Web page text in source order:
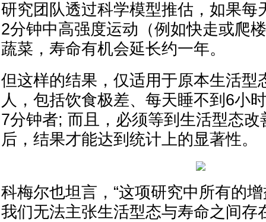
研究团队透过科学模型推估，如果每
2分钟中高强度运动（例如快走或爬
蔬菜，寿命有机会延长约一年。
但这样的结果，仅适用于原本生活型
人，包括饮食极差、每天睡不到6小
7分钟者; 而且，必须等到生活型态改
后，结果才能达到统计上的显著性。
科梅尔也坦言，“这项研究中所有的
我们无法主张生活型态与寿命之间存